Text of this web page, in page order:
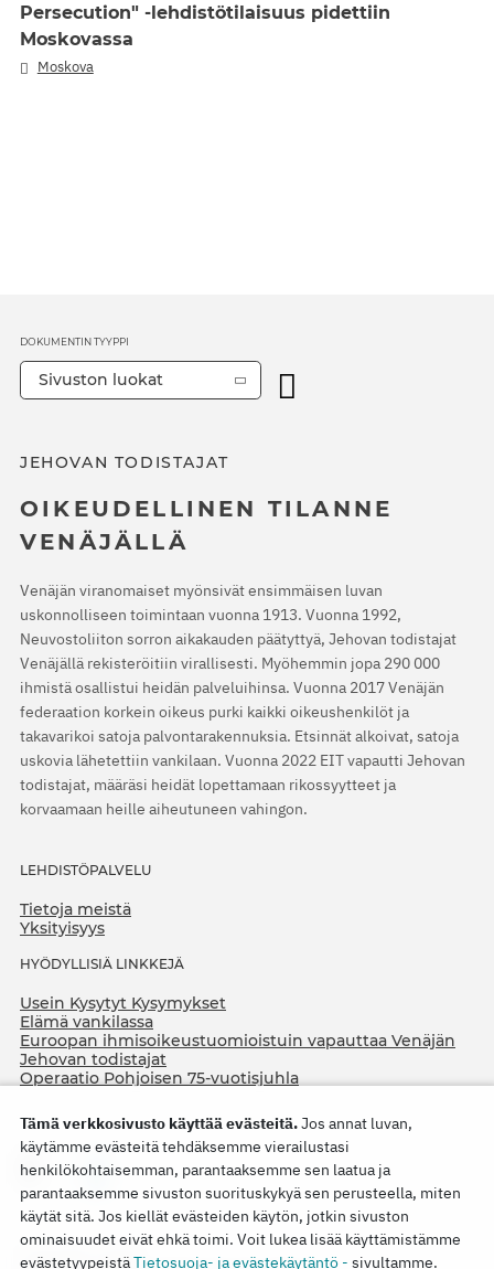
Persecution" -lehdistötilaisuus pidettiin
Moskovassa
Moskova
JEHOVAN TODISTAJAT
OIKEUDELLINEN TILANNE
VENÄJÄLLÄ
Venäjän viranomaiset myönsivät ensimmäisen luvan
uskonnolliseen toimintaan vuonna 1913. Vuonna 1992,
Neuvostoliiton sorron aikakauden päätyttyä, Jehovan todistajat
Venäjällä rekisteröitiin virallisesti. Myöhemmin jopa 290 000
ihmistä osallistui heidän palveluihinsa. Vuonna 2017 Venäjän
federaation korkein oikeus purki kaikki oikeushenkilöt ja
takavarikoi satoja palvontarakennuksia. Etsinnät alkoivat, satoja
uskovia lähetettiin vankilaan. Vuonna 2022 EIT vapautti Jehovan
todistajat, määräsi heidät lopettamaan rikossyytteet ja
korvaamaan heille aiheutuneen vahingon.
LEHDISTÖPALVELU
Tietoja meistä
Yksityisyys
HYÖDYLLISIÄ LINKKEJÄ
Usein Kysytyt Kysymykset
Elämä vankilassa
Euroopan ihmisoikeustuomioistuin vapauttaa Venäjän
Jehovan todistajat
Operaatio Pohjoisen 75-vuotisjuhla
DOKUMENTIN TYYPPI
Sivuston luokat
Copyright © 2026
Tämä verkkosivusto käyttää evästeitä.Jos annat luvan,
käytämme evästeitä tehdäksemme vierailustasi
henkilökohtaisemman, parantaaksemme sen laatua ja
parantaaksemme sivuston suorituskykyä sen perusteella, miten
käytät sitä. Jos kiellät evästeiden käytön, jotkin sivuston
ominaisuudet eivät ehkä toimi. Voit lukea lisää käyttämistämme
evästetyypeistäTietosuoja- ja evästekäytäntö - sivultamme.